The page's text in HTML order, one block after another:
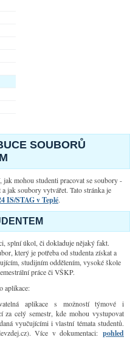
SOUBORŮ
mohou studenti pracovat se soubory -
jak soubory vytvářet. Tato stránka je
IS/STAG v Teplé.
splní úkol, či dokladuje nějaký fakt.
který je potřeba od studenta získat a
studijním oddělením, vysoké škole
práce či VŠKP.
aplikace:
aplikace s možností týmové i
za celý semestr, kde mohou vystupovat
vyučujícími i vlastní témata studentů.
Více v dokumentaci: pohled